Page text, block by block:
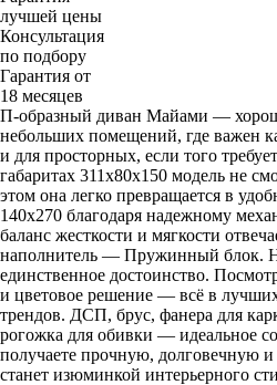
лучшей цены
Консультация
по подбору
Гарантия от
18 месяцев
П-образный диван Майами —
небольших помещений, где важен
и для просторных, если того
габаритах 311х80х150 модель не
этом она легко превращается в
140х270 благодаря надежному
баланс жесткости и мягкости
наполнитель — Пружинный блок.
единственное достоинство.
и цветовое решение — всё в
трендов. ДСП, брус, фанера для
рогожка для обивки — идеальное
получаете прочную, долговечную и
станет изюминкой интерьерного